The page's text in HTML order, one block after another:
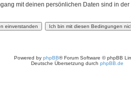
mit deinen persönlichen Daten sind in
Powered by phpBB® Forum Software © phpBB
Deutsche Übersetzung durch phpBB.de